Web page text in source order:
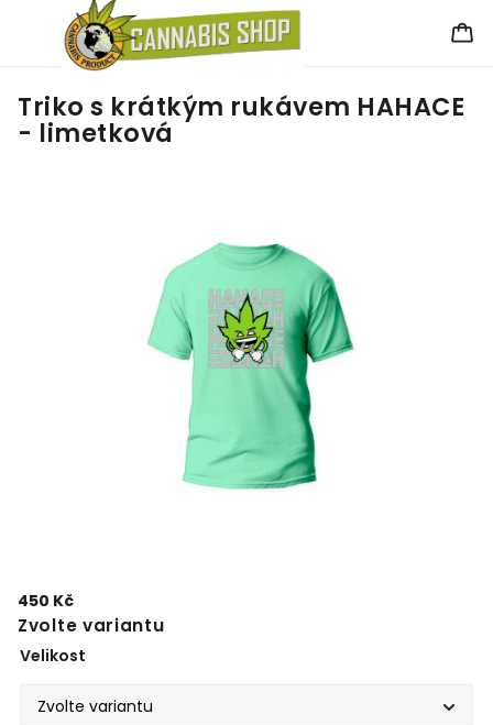
Triko s krátkým rukávem HAHACE
- limetková
450 Kč
Zvolte variantu
Velikost